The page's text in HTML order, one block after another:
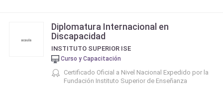
Diplomatura Internacional en
Discapacidad
INSTITUTO SUPERIOR ISE
Curso y Capacitación
Certificado Oficial a Nivel Nacional Expedido por la
Fundación Instituto Superior de Enseñanza